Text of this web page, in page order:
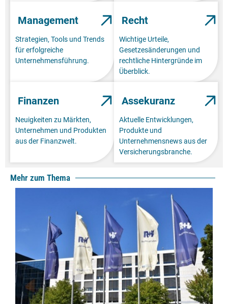
Management
Strategien, Tools und Trends
für erfolgreiche
Unternehmensführung.
Recht
Wichtige Urteile,
Gesetzesänderungen und
rechtliche Hintergründe im
Überblick.
Finanzen
Neuigkeiten zu Märkten,
Unternehmen und Produkten
aus der Finanzwelt.
Assekuranz
Aktuelle Entwicklungen,
Produkte und
Unternehmensnews aus der
Versicherungsbranche.
Mehr zum Thema